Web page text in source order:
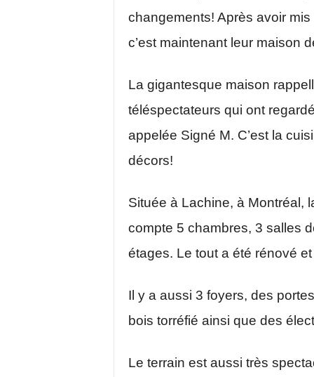
changements! Après avoir
c’est maintenant leur maison
La gigantesque maison
téléspectateurs qui ont
appelée Signé M. C’est la
décors!
Située à Lachine, à Montréal,
compte 5 chambres, 3 salles
étages. Le tout a été rénové
Il y a aussi 3 foyers, des
bois torréfié ainsi que des
Le terrain est aussi très